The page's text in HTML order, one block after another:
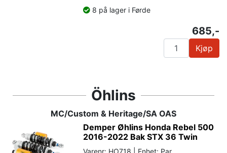
8 på lager i Førde
685,-
Kjøp
Öhlins
MC/Custom & Heritage/SA OAS
Demper Øhlins Honda Rebel 500
2016-2022 Bak STX 36 Twin
Varenr: HO718 | Enhet: Par